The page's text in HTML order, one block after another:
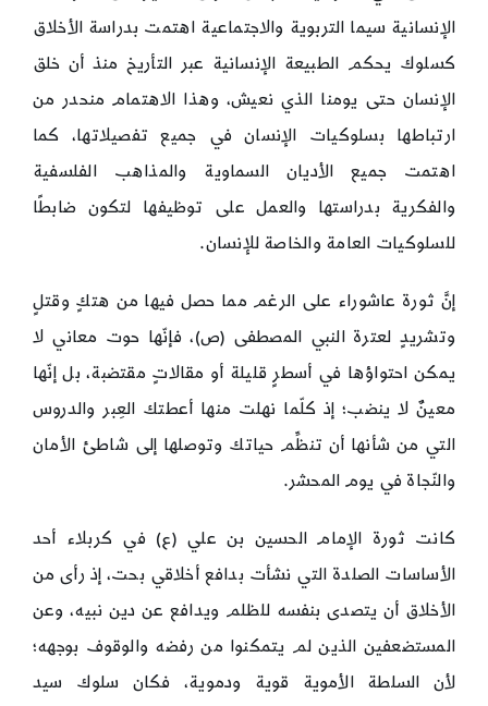
الإنسانية سيما التربوية والاجتماعية اهتمت بدراسة الأخلاق
كسلوك يحكم الطبيعة الإنسانية عبر التأريخ منذ أن خلق
الإنسان حتى يومنا الذي نعيش، وهذا الاهتمام منحدر من
ارتباطها بسلوكيات الإنسان في جميع تفصيلاتها، كما
اهتمت جميع الأديان السماوية والمذاهب الفلسفية
والفكرية بدراستها والعمل على توظيفها لتكون ضابطًا
للسلوكيات العامة والخاصة للإنسان.
إنَّ ثورة عاشوراء على الرغم مما حصل فيها من هتكٍ وقتلٍ
وتشريدٍ لعترة النبي المصطفى (ص)، فإنّها حوت معاني لا
يمكن احتواؤها في أسطرٍ قليلة أو مقالاتٍ مقتضبة، بل إنّها
معينٌ لا ينضب؛ إذ كلّما نهلت منها أعطتك العِبر والدروس
التي من شأنها أن تنظِّم حياتك وتوصلها إلى شاطئ الأمان
والنّجاة في يوم المحشر.
كانت ثورة الإمام الحسين بن علي (ع) في كربلاء أحد
الأساسات الصلدة التي نشأت بدافع أخلاقي بحت، إذ رأى من
الأخلاق أن يتصدى بنفسه للظلم ويدافع عن دين نبيه، وعن
المستضعفين الذين لم يتمكنوا من رفضه والوقوف بوجهه؛
لأن السلطة الأموية قوية ودموية، فكان سلوك سيد